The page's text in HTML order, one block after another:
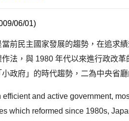
06/01)
前民主國家發展的趨勢，在追求
法，與 1980 年代以來進行政改
政府」的時代趨勢，二為中央省
efficient and active government,
which reformed since 1980s,